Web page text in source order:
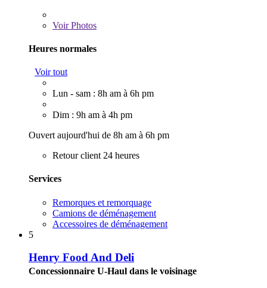
VoirPhotos
Heures normales
Voir tout
Lun - sam : 8h am à 6h pm
Dim : 9h am à 4h pm
Ouvert aujourd'hui de 8h am à 6h pm
Retour client 24 heures
Services
Remorques et remorquage
Camions de déménagement
Accessoires de déménagement
5
Henry Food And Deli
Concessionnaire U-Haul dans le voisinage